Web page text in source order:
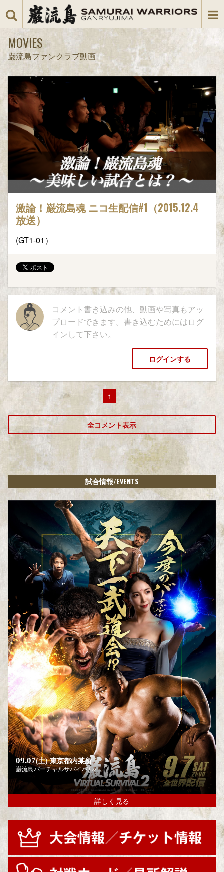
MOVIES
巌流島ファンクラブ動画
激論！巌流島魂 ニコ生配信#1（2015.12.4
放送）
(GT1-01）
コメント書き込みの他、動画や写真もアッ
プロードできます。書き込むためにはログ
インして下さい。
ログインする
1
全コメント表示
試合情報/EVENTS
09.07(土)東京都内某所
巌流島バーチャルサバイバル2
詳しく見る